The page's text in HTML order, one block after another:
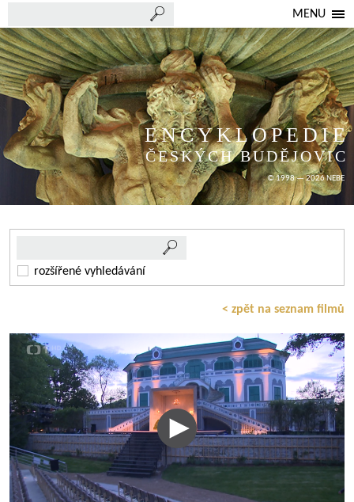
MENU
ENCYKLOPEDIE
ČESKÝCH BUDĚJOVIC
© 1998 — 2026 NEBE
rozšířené vyhledávání
< zpět na seznam filmů